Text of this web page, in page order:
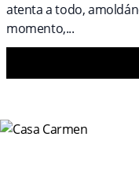
atenta a todo,
momento,...